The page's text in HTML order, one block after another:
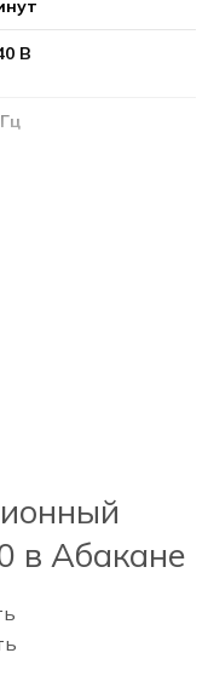
В
Ач (Ni-Cd)
в Абакане